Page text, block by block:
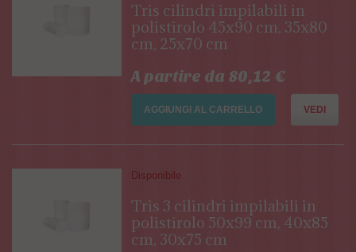
Tris cilindri impilabili in
polistirolo 45x90 cm, 35x80
cm, 25x70 cm
A partire da 80,12 €
AGGIUNGI AL CARRELLO VEDI
Disponibile
Tris 3 cilindri impilabili in
polistirolo 50x99 cm, 40x85
cm, 30x75 cm